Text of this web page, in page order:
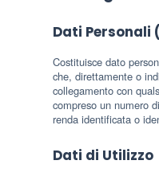
Dati Personali
Costituisce dato
che, direttamente o
collegamento con
compreso un numero
renda identificata o
Dati di Utilizzo